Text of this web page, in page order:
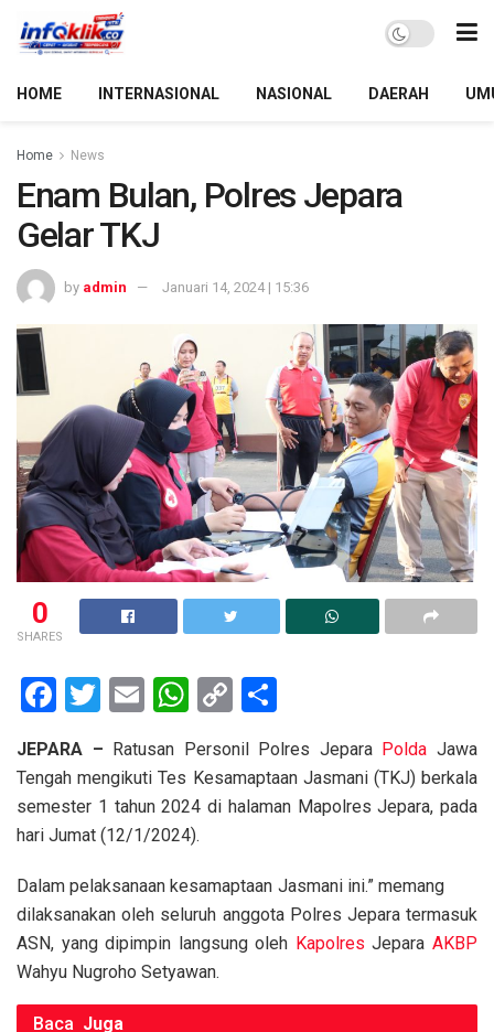
HOME INTERNASIONAL NASIONAL DAERAH
Home News
Enam Bulan, Polres Jepara
Gelar TKJ
by admin Januari 14, 2024 | 15:36
0
SHARES
F
ce
b
o
o
k
T
tt
er
E
ail
W
at
s
A
p
p
C
py
Li
k
ar
e
JEPARA – Ratusan Personil Polres Jepara Polda Jawa
Tengah mengikuti Tes Kesamaptaan Jasmani (TKJ) berkala
semester 1 tahun 2024 di halaman Mapolres Jepara, pada
hari Jumat (12/1/2024).
Dalam pelaksanaan kesamaptaan Jasmani ini.” memang
dilaksanakan oleh seluruh anggota Polres Jepara termasuk
ASN, yang dipimpin langsung oleh Kapolres JeparaAKBP
Wahyu Nugroho Setyawan.
Baca Juga